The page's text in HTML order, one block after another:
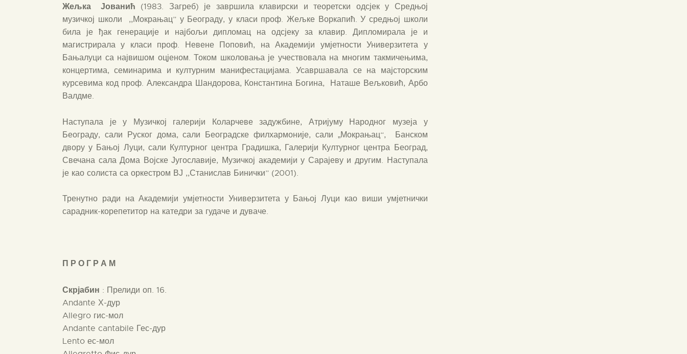
Жељка Јованић (1983. Загреб) је завршила клавирски и теоретски одсјек у Средњој
музичкој школи ,,Мокрањац” у Београду, у класи проф. Жељке Воркапић. У средњој школи
била је ђак генерације и најбољи дипломац на одсјеку за клавир. Дипломирала је и
магистрирала у класи проф. Невене Поповић, на Академији умјетности Универзитета у
Бањалуци са највишом оцјеном. Током школовања је учествовала на многим такмичењима,
концертима, семинарима и културним манифестацијама. Усавршавала се на мајсторским
курсевима код проф. Александра Шандорова, Константина Богина, Наташе Вељковић, Арбо
Валдме.
Наступала је у Музичкој галерији Коларчеве задужбине, Атријуму Народног музеја у
Београду, сали Руског дома, сали Београдске филхармоније, сали „Мокрањац“, Банском
двору у Бањој Луци, сали Културног центра Градишка, Галерији Културног центра Београд,
Свечана сала Дома Војске Југославије, Музичкој академији у Сарајеву и другим. Наступала
је као солиста са оркестром ВЈ ,,Станислав Бинички” (2001).
Тренутно ради на Академији умјетности Универзитета у Бањој Луци као виши умјетнички
сарадник-корепетитор на катедри за гудаче и дуваче.
П Р О Г Р А М
Скрјабин : Прелиди оп. 16.
Andante Х-дур
Allegro гис-мол
Andante cantabile Гес-дур
Lento ес-мол